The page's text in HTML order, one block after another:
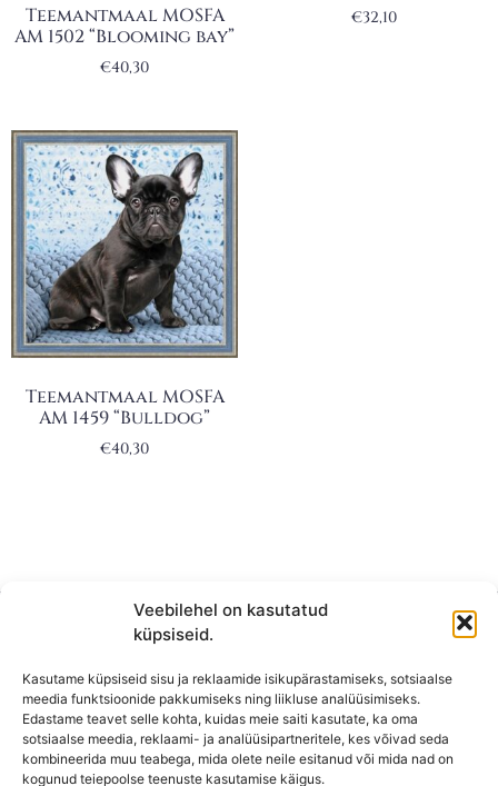
Veebilehel on kasutatud
küpsiseid.
Kasutame küpsiseid sisu ja reklaamide isikupärastamiseks, sotsiaalse
meedia funktsioonide pakkumiseks ning liikluse analüüsimiseks.
Edastame teavet selle kohta, kuidas meie saiti kasutate, ka oma
sotsiaalse meedia, reklaami- ja analüüsipartneritele, kes võivad seda
kombineerida muu teabega, mida olete neile esitanud või mida nad on
kogunud teiepoolse teenuste kasutamise käigus.
Teemantmaal MOSFA
AM 1502 “Blooming bay”
€40,30
€32,10
Teemantmaal MOSFA
AM 1459 “Bulldog”
€40,30
KONTAKT